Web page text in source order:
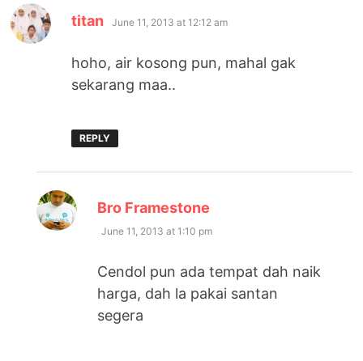
titan says:
June 11, 2013 at 12:12 am
hoho, air kosong pun, mahal gak
sekarang maa..
REPLY
Bro Framestone
June 11, 2013 at 1:10 pm
Cendol pun ada tempat dah naik
harga, dah la pakai santan
segera